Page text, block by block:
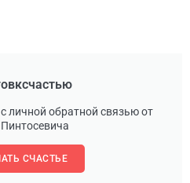
личной обратной связью от
СЧАСТЬЕ